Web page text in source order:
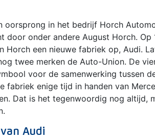
oorsprong in het bedrijf Horch
door onder andere August Horch. Op
Horch een nieuwe fabriek op, Audi.
twee merken de Auto-Union. De
voor de samenwerking tussen
fabriek enige tijd in handen van
Dat is het tegenwoordig nog altijd,
Audi